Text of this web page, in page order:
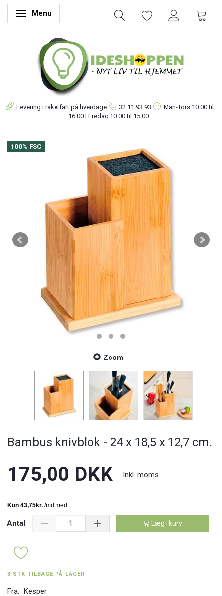
Skifte navigation
Menu
Levering i raketfart på hverdage 32 11 93 93 Man-Tors 10.00 til
16.00 | Fredag 10.00 til 15.00
100% FSC
Zoom
Bambus knivblok - 24 x 18,5 x 12,7 cm.
175,00 DKK Inkl. moms
Antal Læg i kurv
3 STK TILBAGE PÅ LAGER
Fra: Kesper